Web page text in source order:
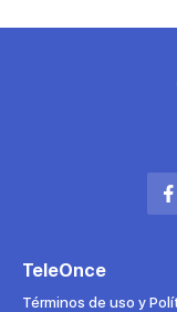
TeleOnce
Términos de uso y